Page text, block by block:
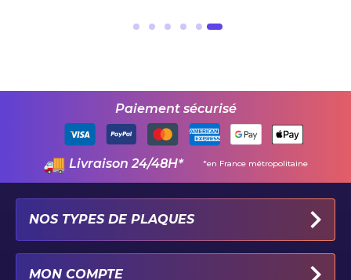
Paiement sécurisé
Livraison 24/48H* *en France métropolitaine
NOS TYPES DE PLAQUES
MON COMPTE